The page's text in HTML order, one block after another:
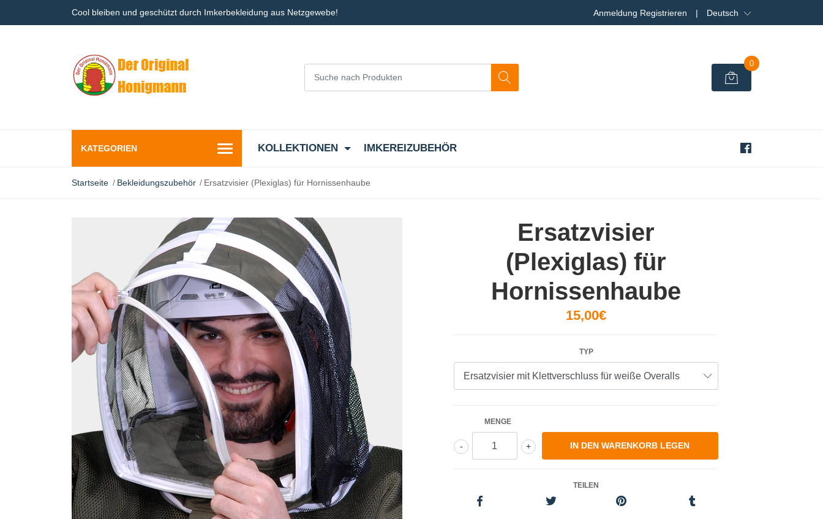
Cool bleiben und geschützt durch Imkerbekleidung aus Netzgewebe! Anmeldung Registrieren | Deutsch
0
KATEGORIEN KOLLEKTIONEN IMKEREIZUBEHÖR
Startseite Bekleidungszubehör Ersatzvisier (Plexiglas) für Hornissenhaube
Ersatzvisier
(Plexiglas) für
Hornissenhaube
15,00€
TYP
MENGE
+
-
TEILEN